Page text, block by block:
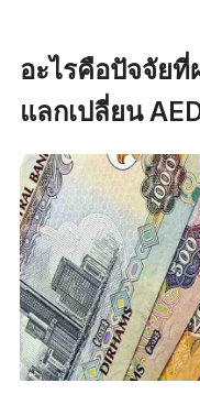
อะไรคือปัจจัย
แลกเปลี่ยน